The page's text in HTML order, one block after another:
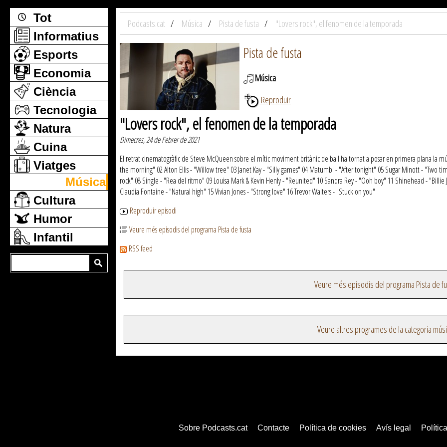
Tot
Informatius
Esports
Economia
Ciència
Tecnologia
Natura
Cuina
Viatges
Música
Cultura
Humor
Infantil
Podcasts.cat Música Pista de fusta "Lovers rock", el fenomen de la temporada
Pista de fusta
Música
Reproduir
"Lovers rock", el fenomen de la temporada
Dimecres, 24 de Febrer de 2021
El retrat cinematogràfic de Steve McQueen sobre el mític moviment britànic de ball ha tornat a posar en primera plana la
the morning" 02 Alton Ellis - "Willow tree" 03 Janet Kay - "Silly games" 04 Matumbi - "After tonight" 05 Sugar Minott - "Two
rock" 08 Single - "Rea del ritmo" 09 Louisa Mark & Kevin Henly - "Reunited" 10 Sandra Rey - "Ooh boy" 11 Shinehead -
Claudia Fontaine - "Natural high" 15 Vivian Jones - "Strong love" 16 Trevor Walters - "Stuck on you"
Reproduir episodi
Veure més episodis del programa Pista de fusta
RSS feed
Veure més episodis del programa Pista de
Veure altres programes de la categoria
Sobre Podcasts.cat Contacte Política de cookies Avís legal